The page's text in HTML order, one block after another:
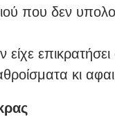
που δεν
είχε
κι